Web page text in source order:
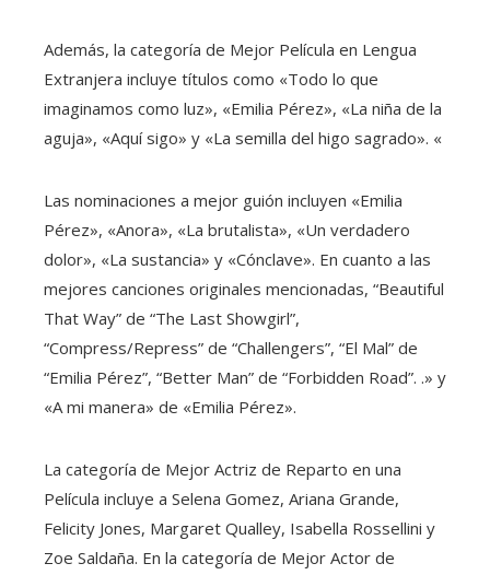
Además, la categoría de Mejor Película en Lengua
Extranjera incluye títulos como «Todo lo que
imaginamos como luz», «Emilia Pérez», «La niña de la
aguja», «Aquí sigo» y «La semilla del higo sagrado». «
Las nominaciones a mejor guión incluyen «Emilia
Pérez», «Anora», «La brutalista», «Un verdadero
dolor», «La sustancia» y «Cónclave». En cuanto a las
mejores canciones originales mencionadas, “Beautiful
That Way” de “The Last Showgirl”,
“Compress/Repress” de “Challengers”, “El Mal” de
“Emilia Pérez”, “Better Man” de “Forbidden Road”. .» y
«A mi manera» de «Emilia Pérez».
La categoría de Mejor Actriz de Reparto en una
Película incluye a Selena Gomez, Ariana Grande,
Felicity Jones, Margaret Qualley, Isabella Rossellini y
Zoe Saldaña. En la categoría de Mejor Actor de